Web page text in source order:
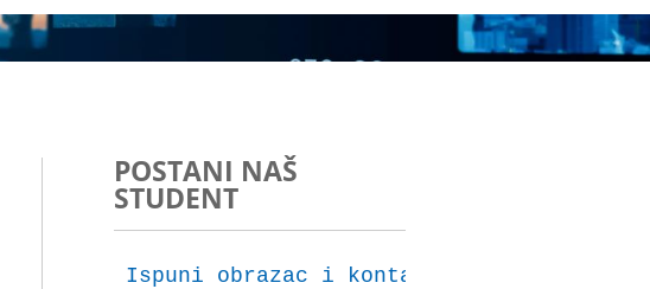
POSTANI NAŠ
STUDENT
Ispuni obrazac i kontaktirat ćemo te za